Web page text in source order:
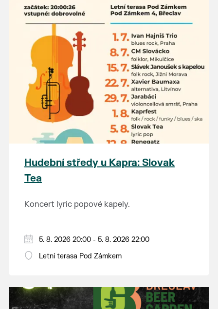
Hudební středy u Kapra: Slovak
Tea
Koncert lyric popové kapely.
5. 8. 2026 20:00 - 5. 8. 2026 22:00
Letní terasa Pod Zámkem